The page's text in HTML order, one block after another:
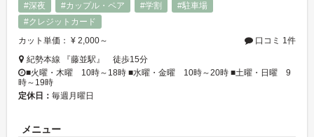
#深夜
#カップル・ペア #学割
#駐車場
#クレジットカード
カット単価： ¥ 2,000～
口コミ 1件
紀勢本線 『藤並駅』 徒歩15分
■火曜・木曜 10時～18時 ■水曜・金曜 10時～20時 ■土曜・日曜 9
時～19時
定休日： 毎週月曜日
メニュー